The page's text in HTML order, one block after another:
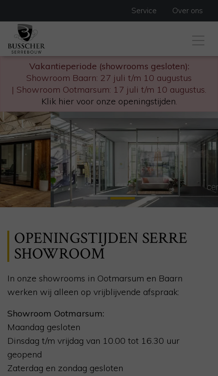
Vakantieperiode (showrooms gesloten):
Showroom Baarn: 27 juli t/m 10 augustus
| Showroom Ootmarsum: 17 juli t/m 10 augustus.
Klik hier voor onze openingstijden.
Service Over ons
OPENINGSTIJDEN SERRE
SHOWROOM
In onze showrooms in Ootmarsum en Baarn
werken wij alleen op vrijblijvende afspraak:
Showroom Ootmarsum:
Maandag gesloten
Dinsdag t/m vrijdag van 10.00 tot 16.30 uur
geopend
Zaterdag en zondag gesloten